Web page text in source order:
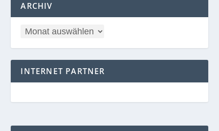
ARCHIV
INTERNET PARTNER